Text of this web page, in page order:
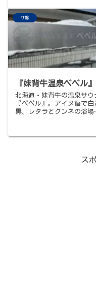
に燦然と輝くカリスマ的施
設。昭和の日本式から世界
準へ変革し続ける「最古で
新」。女性専用エリア
House、氷点下の部屋にシ
ル水風呂までのアイスサウ
ナ、日本のアウフグース界
中心・サウナシアター。ハ
っぱりコチラ。サ飯は場内
堂で「ぐい飲みセット」。
サ旅
『妹背牛温泉ペペル』
北海道・妹背牛の温泉サウ
『ペペル』。アイヌ語で白
黒、レタラとクンネの浴場
雪降る露天のバレルサウナ
ス